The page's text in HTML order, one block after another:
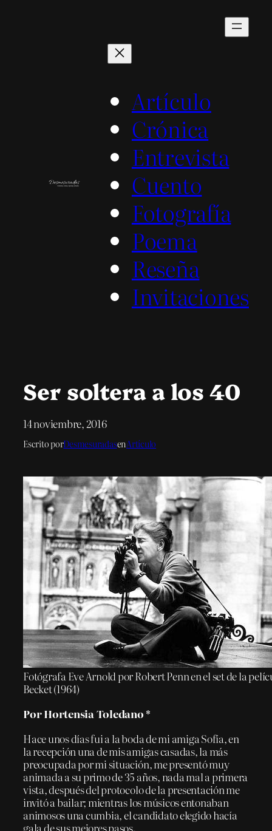
Artículo
Crónica
Entrevista
Cuento
Fotografía
Poema
Reseña
Invitaciones
Ser soltera a los 40
14 noviembre, 2016
Escrito porDesmesuradasenArtículo
Fotógrafa Eve Arnold por Robert Penn en el set de la
Becket (1964)
Por Hortensia Toledano *
Hace unos días fui a la boda de mi amiga Sofía, en
la recepción una de mis amigas casadas, la más
preocupada por mi situación, me presentó muy
animada a su primo de 35 años, nada mal a primera
vista, después del protocolo de la presentación me
invitó a bailar; mientras los músicos entonaban
animosos una cumbia, el candidato elegido hacía
gala de sus mejores pasos.